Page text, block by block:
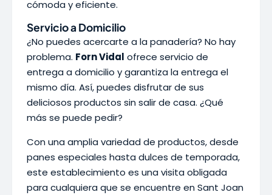
cómoda y eficiente.
Servicio a Domicilio
¿No puedes acercarte a la panadería? No hay
problema. Forn Vidal ofrece servicio de
entrega a domicilio y garantiza la entrega el
mismo día. Así, puedes disfrutar de sus
deliciosos productos sin salir de casa. ¿Qué
más se puede pedir?
Con una amplia variedad de productos, desde
panes especiales hasta dulces de temporada,
este establecimiento es una visita obligada
para cualquiera que se encuentre en Sant Joan